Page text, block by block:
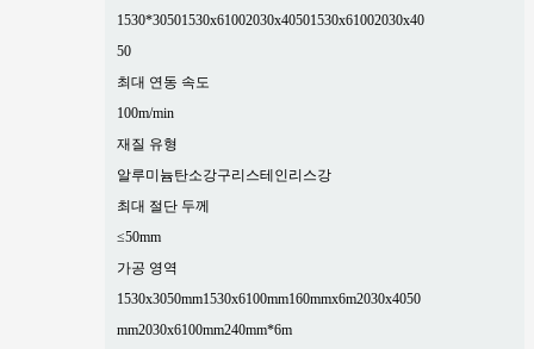
1530*30501530x61002030x40501530x61002030x40
50
최대 연동 속도
100m/min
재질 유형
알루미늄탄소강구리 스테인리스강
최대 절단 두께
≤50mm
가공 영역
1530x3050mm1530x6100mm160mmx6m2030x4050
mm2030x6100mm240mm*6m